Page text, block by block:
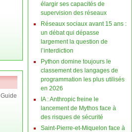
Guide
élargir ses capacités de
supervision des réseaux
Réseaux sociaux avant 15 ans :
un débat qui dépasse
largement la question de
l’interdiction
Python domine toujours le
classement des langages de
programmation les plus utilisés
en 2026
IA : Anthropic freine le
lancement de Mythos face à
des risques de sécurité
Saint-Pierre-et-Miquelon face à